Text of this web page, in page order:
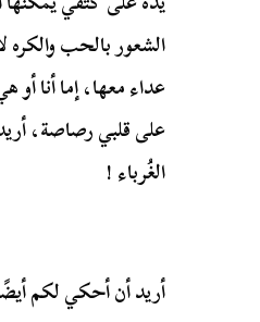
الشعور بالحب
عداء معها، إما أنا
على قلبي رصاصة،
الغُرباء !
أريد أن أحكي لكم